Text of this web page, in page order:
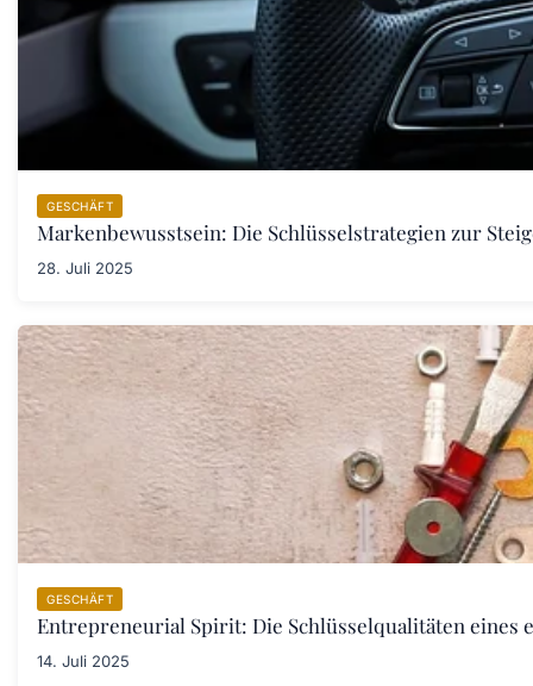
GESCHÄFT
Markenbewusstsein: Die Schlüsselstrategien zur
28. Juli 2025
GESCHÄFT
Entrepreneurial Spirit: Die Schlüsselqualitäten eines
14. Juli 2025